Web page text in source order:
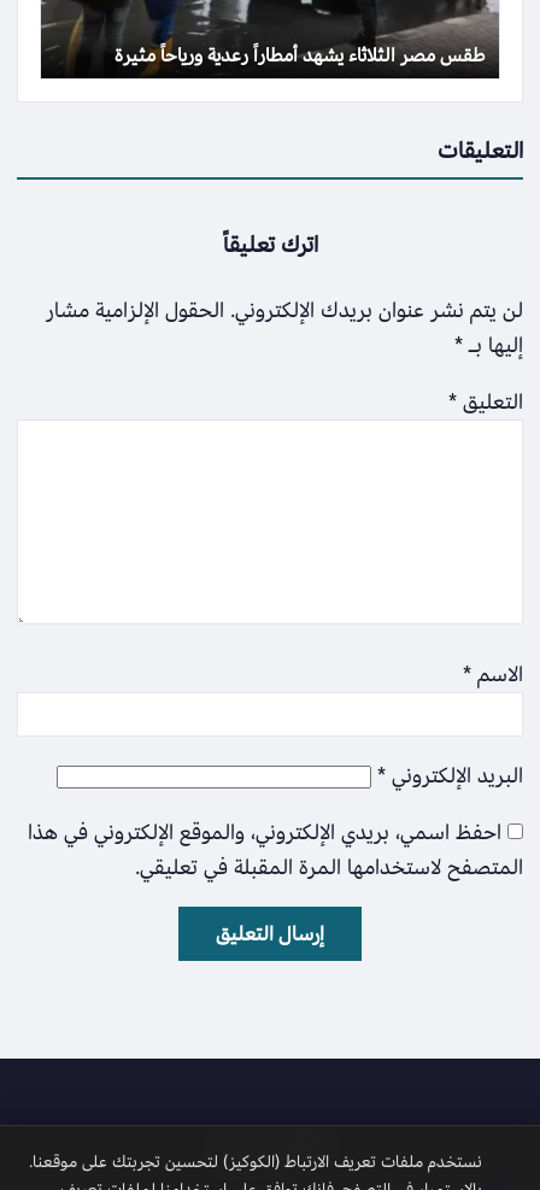
طقس مصر الثلاثاء يشهد أمطاراً رعدية ورياحاً مثيرة
التعليقات
اترك تعليقاً
لن يتم نشر عنوان بريدك الإلكتروني. الحقول الإلزامية مشار
إليها بـ*
التعليق*
الاسم*
البريد الإلكتروني*
احفظ اسمي، بريدي الإلكتروني، والموقع الإلكتروني في هذا
المتصفح لاستخدامها المرة المقبلة في تعليقي.
الأمل نيوز
نستخدم ملفات تعريف الارتباط (الكوكيز) لتحسين تجربتك على موقعنا.